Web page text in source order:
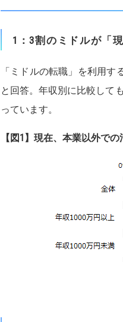
1 ：3割のミドルが「
「ミドルの転職」を利用す
と回答。年収別に比較して
っています。
【 図1】 現在、本業以外での